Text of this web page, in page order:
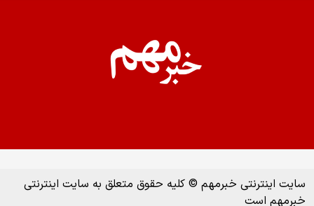
سایت اینترنتی خبرمهم © کلیه حقوق متعلق به سایت اینترنتی
خبرمهم است